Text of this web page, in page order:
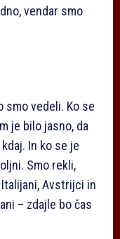
vendar smo
smo vedeli. Ko se
je bilo jasno, da
In ko se je
Smo rekli,
Avstrijci in
– zdajle bo čas